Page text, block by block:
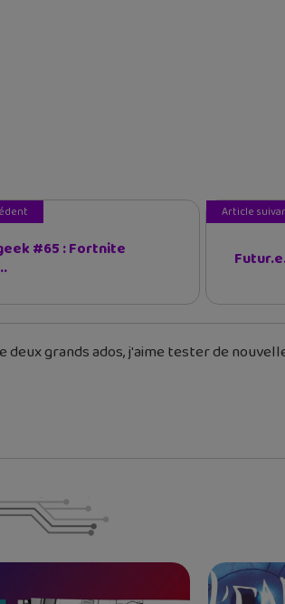
#65 : Fortnite
Article
deux grands ados, j'aime tester de